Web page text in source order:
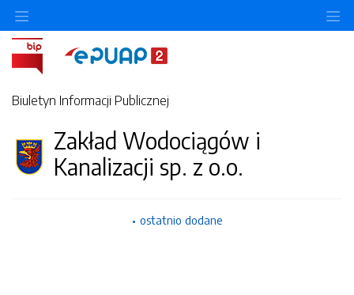
Biuletyn Informacji Publicznej
Zakład Wodociągów i
Kanalizacji sp. z o.o.
ostatnio dodane